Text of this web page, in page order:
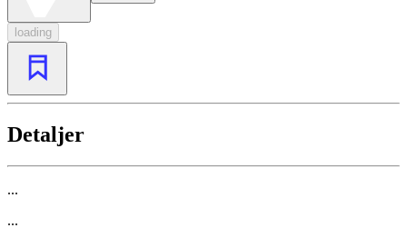
loading
Detaljer
...
...